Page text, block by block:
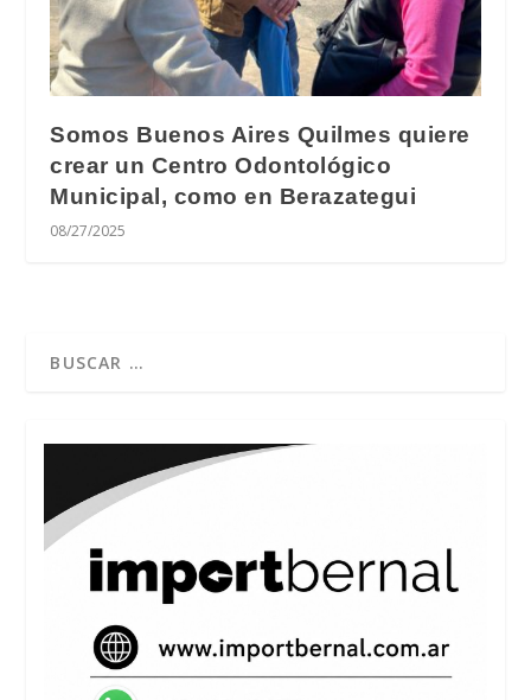
Somos Buenos Aires Quilmes quiere
crear un Centro Odontológico
Municipal, como en Berazategui
08/27/2025